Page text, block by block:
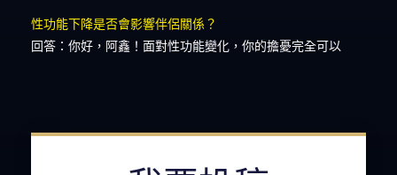
性功能下降是否會影響伴侶關係？
回答：你好，阿鑫！面對性功能變化，你的擔憂完全可以